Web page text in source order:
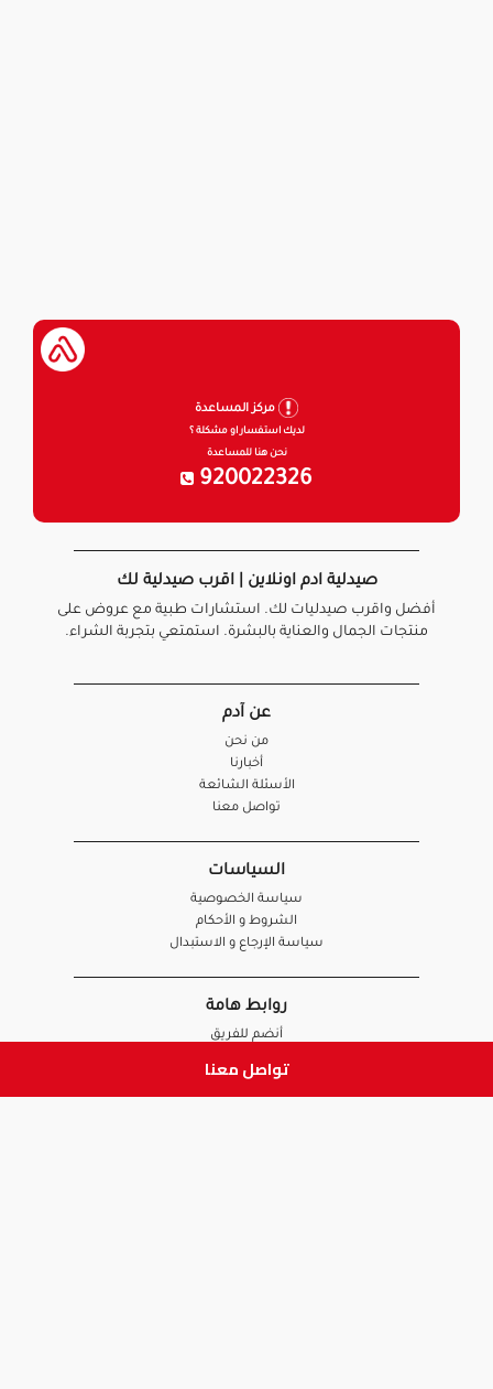
تواصل معنا
مركز المساعدة
لديك استفسار او مشكلة ؟
نحن هنا للمساعدة
920022326
صيدلية ادم اونلاين | اقرب صيدلية لك
أفضل واقرب صيدليات لك. استشارات طبية مع عروض على
منتجات الجمال والعناية بالبشرة. استمتعي بتجربة الشراء.
عن آدم
من نحن
أخبارنا
الأسئلة الشائعة
تواصل معنا
السياسات
سياسة الخصوصية
الشروط و الأحكام
سياسة الإرجاع و الاستبدال
روابط هامة
أنضم للفريق
الصيدلي
الموظف